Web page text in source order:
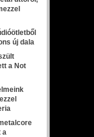
új dala
a Not
a